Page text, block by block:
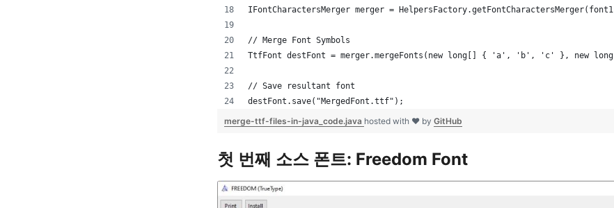
IFontCharactersMerger merger =
// Merge Font Symbols
TtfFont destFont = merger.mergeFonts(new long[] { 'a', 'b', 'c' },
// Save resultant font
destFont.save("MergedFont.ttf");
merge-ttf-files-in-java_code.java hosted with ❤ by GitHub
첫 번째 소스 폰트: Freedom Font